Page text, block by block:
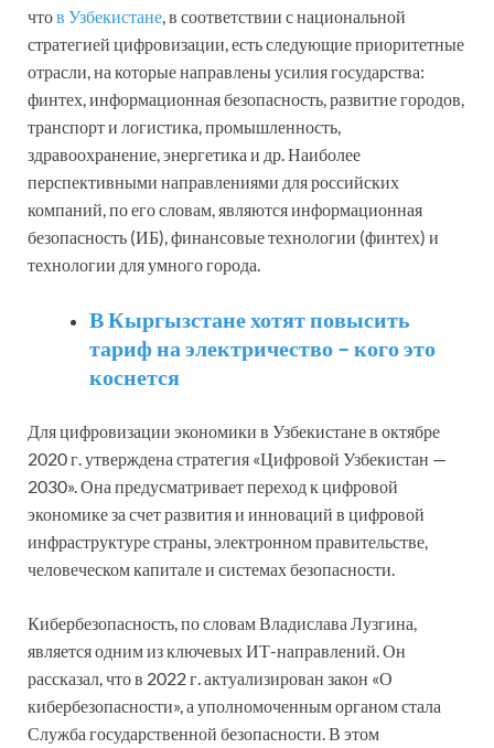
чтов Узбекистане, в соответствии с национальной
стратегией цифровизации, есть следующие приоритетные
отрасли, на которые направлены усилия государства:
финтех, информационная безопасность, развитие городов,
транспорт и логистика, промышленность,
здравоохранение, энергетика и др. Наиболее
перспективными направлениями для российских
компаний, по его словам, являются информационная
безопасность (ИБ), финансовые технологии (финтех) и
технологии для умного города.
В Кыргызстане хотят повысить
тариф на электричество – кого это
коснется
Для цифровизации экономики в Узбекистане в октябре
2020 г. утверждена стратегия «Цифровой Узбекистан —
2030». Она предусматривает переход к цифровой
экономике за счет развития и инноваций в цифровой
инфраструктуре страны, электронном правительстве,
человеческом капитале и системах безопасности.
Кибербезопасность, по словам Владислава Лузгина,
является одним из ключевых ИТ-направлений. Он
рассказал, что в 2022 г. актуализирован закон «О
кибербезопасности», а уполномоченным органом стала
Служба государственной безопасности. В этом